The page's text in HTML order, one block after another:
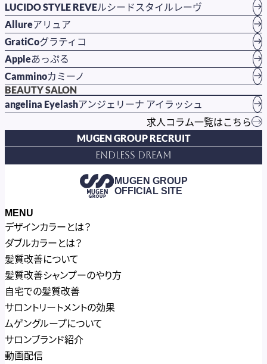
LUCIDO STYLE REVEルシードスタイルレーヴ
Allureアリュア
GratiCoグラティコ
Appleあっぷる
Camminoカミーノ
BEAUTY SALON
angelina Eyelashアンジェリーナ アイラッシュ
求人コラム一覧はこちら
MUGEN GROUP RECRUIT
Endless Dream
MUGEN GROUP
OFFICIAL SITE
MENU
デザインカラーとは？
ダブルカラーとは？
髪質改善について
髪質改善シャンプーのやり方
自宅での髪質改善
サロントリートメントの効果
ムゲングループについて
サロンブランド紹介
動画配信